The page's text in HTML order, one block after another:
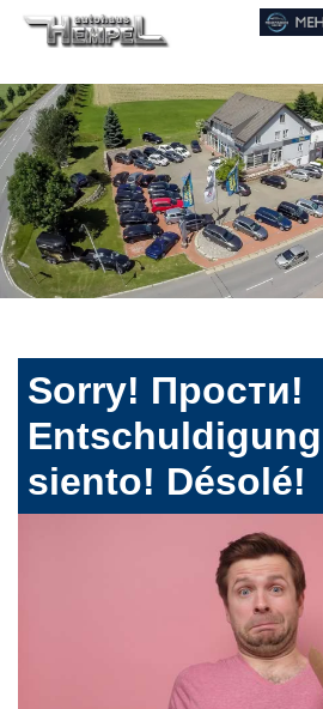
Sorry! Прости!
siento! Désolé!